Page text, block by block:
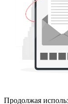
Продолжая